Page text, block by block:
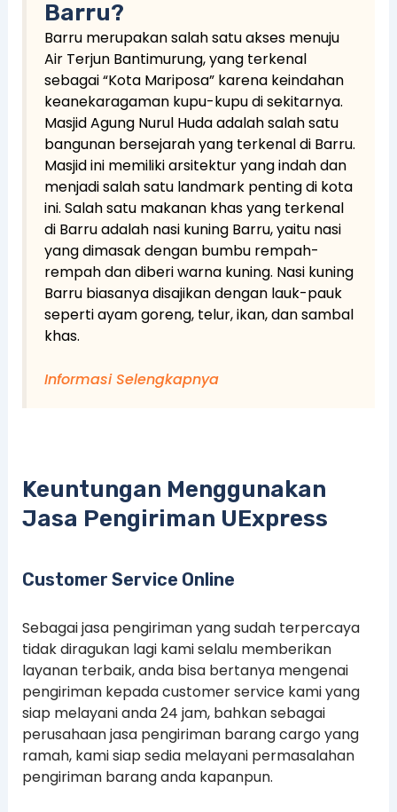
Barru?
Barru merupakan salah satu akses menuju
Air Terjun Bantimurung, yang terkenal
sebagai “Kota Mariposa” karena keindahan
keanekaragaman kupu-kupu di sekitarnya.
Masjid Agung Nurul Huda adalah salah satu
bangunan bersejarah yang terkenal di Barru.
Masjid ini memiliki arsitektur yang indah dan
menjadi salah satu landmark penting di kota
ini. Salah satu makanan khas yang terkenal
di Barru adalah nasi kuning Barru, yaitu nasi
yang dimasak dengan bumbu rempah-
rempah dan diberi warna kuning. Nasi kuning
Barru biasanya disajikan dengan lauk-pauk
seperti ayam goreng, telur, ikan, dan sambal
khas.
Informasi Selengkapnya
Keuntungan Menggunakan
Jasa Pengiriman UExpress
Customer Service Online
Sebagai jasa pengiriman yang sudah terpercaya
tidak diragukan lagi kami selalu memberikan
layanan terbaik, anda bisa bertanya mengenai
pengiriman kepada customer service kami yang
siap melayani anda 24 jam, bahkan sebagai
perusahaan jasa pengiriman barang cargo yang
ramah, kami siap sedia melayani permasalahan
pengiriman barang anda kapanpun.